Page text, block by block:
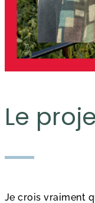
Le
Je crois vraiment